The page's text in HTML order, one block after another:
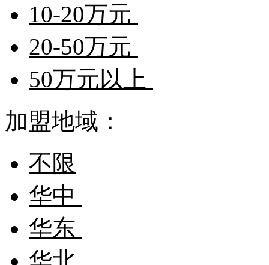
10-20万元
20-50万元
50万元以上
加盟地域：
不限
华中
华东